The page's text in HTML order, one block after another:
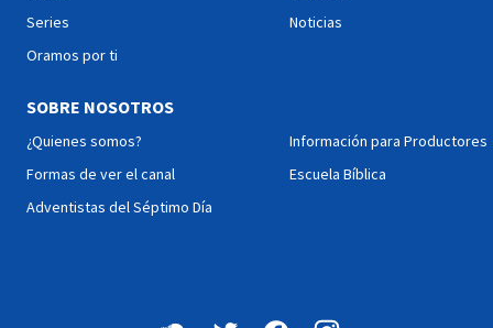
Series
Oramos por ti
Noticias
SOBRE NOSOTROS
¿Quienes somos?
Formas de ver el canal
Adventistas del Séptimo Día
Información para Productores
Escuela Bíblica